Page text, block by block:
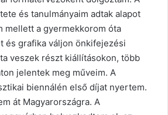
és tanulmányaim adtak alapot
mellett a gyermekkorom óta
és grafika váljon önkifejezési
veszek részt kiállításokon, több
jelentek meg műveim. A
biennálén első díjat nyertem.
át Magyarországra. A